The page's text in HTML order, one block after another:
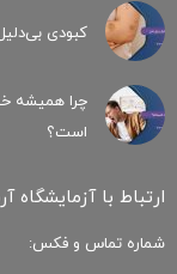
کبودی‌
چرا همیشه
است؟
ارتباط با آزمایشگاه
شماره تماس و فکس: